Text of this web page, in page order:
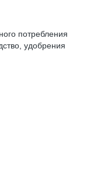
потребления
удобрения